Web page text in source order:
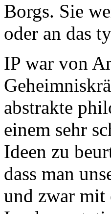
Borgs. Sie
oder an das
IP war von
abstrakte
einem sehr
Ideen zu
dass man
und zwar mit